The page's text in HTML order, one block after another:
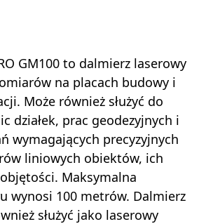
GM100 to dalmierz laserowy
na placach budowy i
Może również służyć do
działek, prac geodezyjnych i
wymagających precyzyjnych
liniowych obiektów, ich
Maksymalna
wynosi 100 metrów. Dalmierz
służyć jako laserowy